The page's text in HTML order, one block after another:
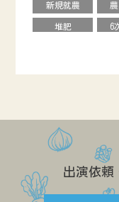
クリ
バナナ
養豚
新規就農
堆肥 6
レストラン
キャリア
効率化
ゲストハウス
出演依頼